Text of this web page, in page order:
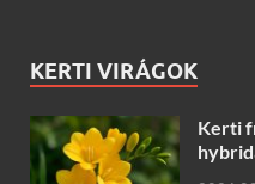
KERTI VIRÁGOK
Kerti